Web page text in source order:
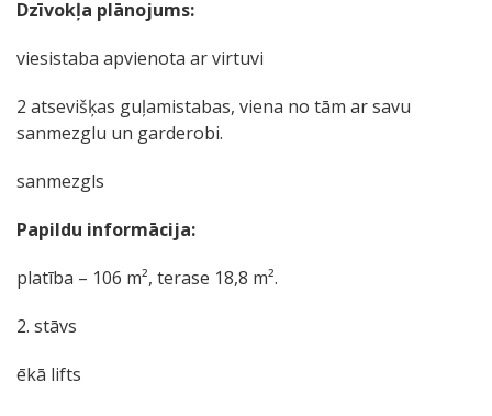
Dzīvokļa plānojums:
viesistaba apvienota ar virtuvi
2 atsevišķas guļamistabas, viena no tām ar savu
sanmezglu un garderobi.
sanmezgls
Papildu informācija:
platība – 106 m², terase 18,8 m².
2. stāvs
ēkā lifts